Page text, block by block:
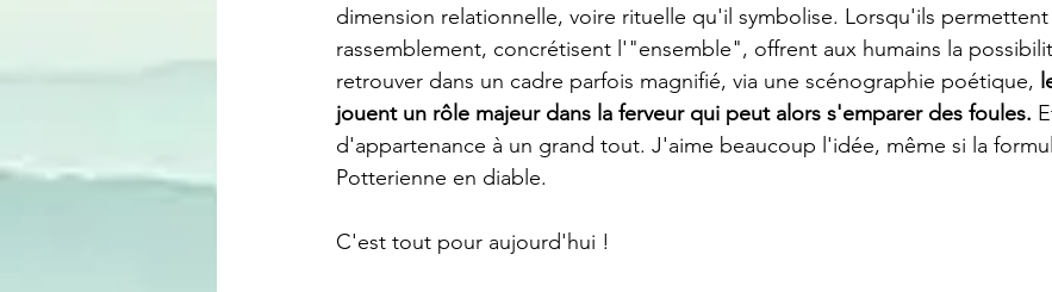
dimension relationnelle, voire rituelle qu'il symbolise. Lorsqu'ils permettent
rassemblement, concrétisent l'"ensemble", offrent aux humains la
retrouver dans un cadre parfois magnifié, via une scénographie poétique,
jouent un rôle majeur dans la ferveur qui peut alors s'emparer des foules.
d'appartenance à un grand tout. J'aime beaucoup l'idée, même si la
Potterienne en diable.
C'est tout pour aujourd'hui !